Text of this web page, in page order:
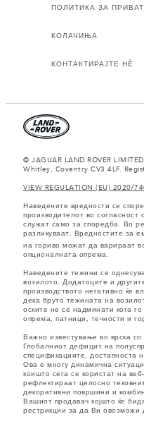
ПОЛИТИКА ЗА
КОЛАЧИЊА
КОНТАКТИРАЈТЕ НЀ
© JAGUAR LAND ROVER
Whitley, Coventry CV3 4LF.
VIEW REGULATION (EU) 2020/
Наведените вредности се
производителот во
служат само за споредба. Во
разликуваат. Вредностите за
на гориво можат да варираат
опционалната опрема.
Наведените тежини се
возилото. Додатоците и
производството негативно ќе
дека бруто тежината на
оските не се надминати кога
опрема, патници, течности и
Важно известување во врска со
Глобалниот дефицит на
спецификациите, достапноста
Ова е многу динамична
коишто сега се користат на
рефлектираат целосно
декоративни површини и
Вашиот продавач којшто ќе
рестрикции за да Ви овозможи